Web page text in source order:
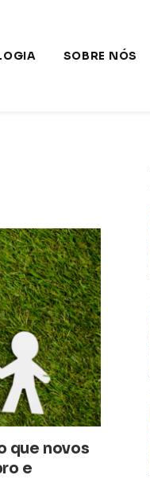
SOBRE NÓS
que novos
e